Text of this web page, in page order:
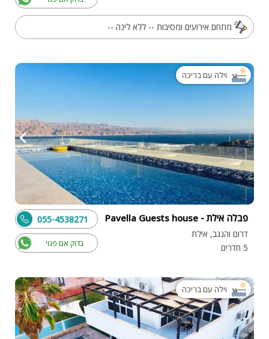
מתחם אירועים ומסיבות -- ללא לינה --
וילה עם בריכה
פבלה אילת - Pavella Guests house
דרום והנגב, אילת
5 חדרים
בדוק אם פנוי
055-4538271
וילה עם בריכה